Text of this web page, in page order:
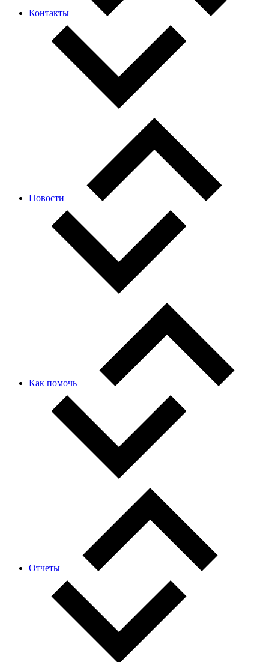
Контакты
Новости
Как помочь
Отчеты